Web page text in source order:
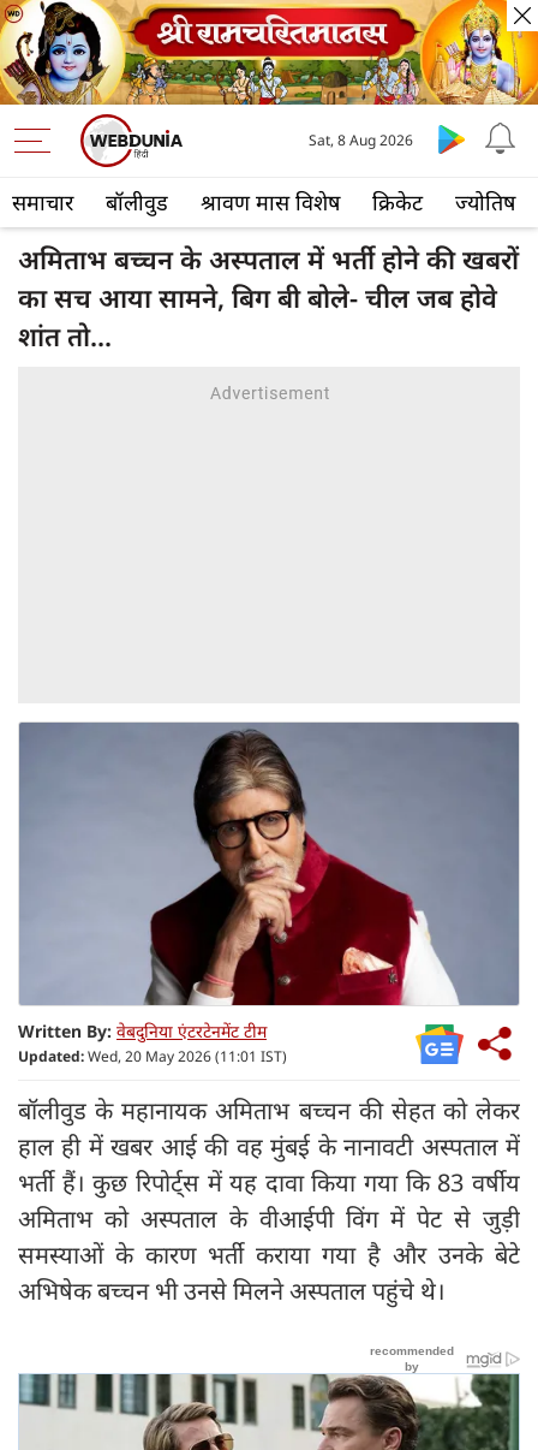
समाचार बॉलीवुड श्रावण मास विशेष क्रिकेट ज्योतिष
Sat, 8 Aug 2026
अमिताभ बच्चन के अस्पताल में भर्ती होने की खबरों
का सच आया सामने, बिग बी बोले- चील जब होवे
शांत तो...
Written By: वेबदुनिया एंटरटेनमेंट टीम
Updated:Wed, 20 May 2026 (11:01 IST)
बॉलीवुड के महानायक अमिताभ बच्चन की सेहत को लेकर
हाल ही में खबर आई की वह मुंबई के नानावटी अस्पताल में
भर्ती हैं। कुछ रिपोर्ट्स में यह दावा किया गया कि 83 वर्षीय
अमिताभ को अस्पताल के वीआईपी विंग में पेट से जुड़ी
समस्याओं के कारण भर्ती कराया गया है और उनके बेटे
अभिषेक बच्चन भी उनसे मिलने अस्पताल पहुंचे थे।